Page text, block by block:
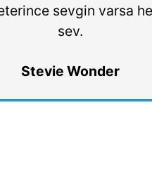
sevgin varsa
sev.
Stevie Wonder